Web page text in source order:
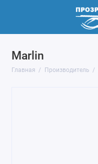
Marlin
Главная Производитель